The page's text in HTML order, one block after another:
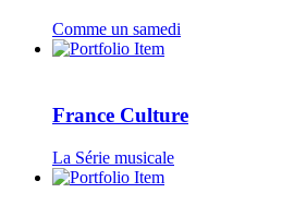
Comme un samedi
France Culture
La Série musicale